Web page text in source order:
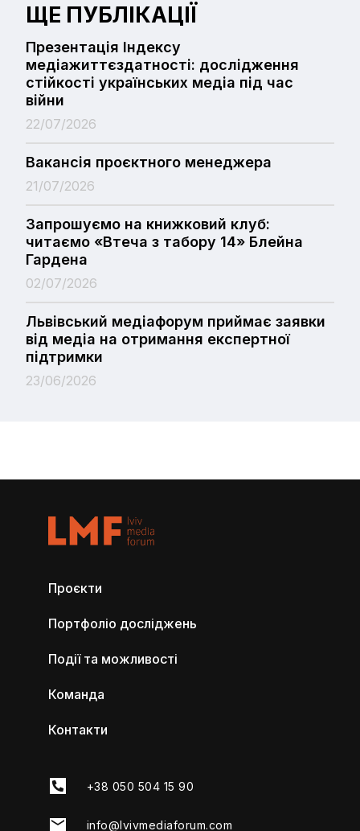
ЩЕ ПУБЛІКАЦІЇ
Презентація Індексу
медіажиттєздатності: дослідження
стійкості українських медіа під час
війни
22/07/2026
Вакансія проєктного менеджера
21/07/2026
Запрошуємо на книжковий клуб:
читаємо «Втеча з табору 14» Блейна
Гардена
02/07/2026
Львівський медіафорум приймає заявки
від медіа на отримання експертної
підтримки
23/06/2026
Проєкти
Портфоліо досліджень
Події та можливості
Команда
Контакти
+38 050 504 15 90
info@lvivmediaforum.com